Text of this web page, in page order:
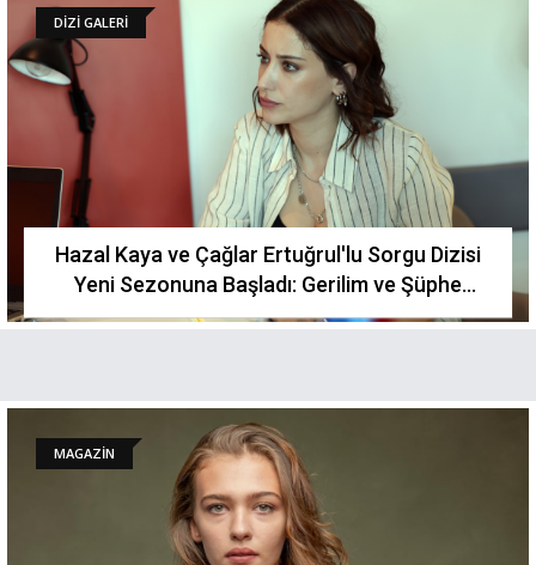
DİZİ GALERİ
Hazal Kaya ve Çağlar Ertuğrul'lu Sorgu Dizisi
Yeni Sezonuna Başladı: Gerilim ve Şüphe
Dorukta
MAGAZİN